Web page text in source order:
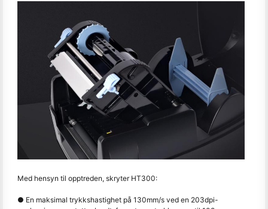
Med hensyn til opptreden, skryter HT300:
● En maksimal trykkshastighet på 130mm/s ved en 203dpi-